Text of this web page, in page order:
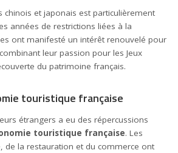
chinois et japonais est particulièrement
années de restrictions liées à la
ont manifesté un intérêt renouvelé pour
leur passion pour les Jeux
du patrimoine français.
touristique française
étrangers a eu des répercussions
touristique française. Les
de la restauration et du commerce ont